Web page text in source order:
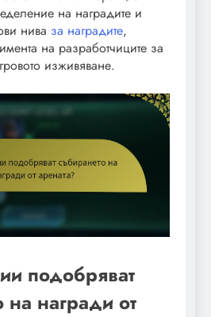
на наградите и
нива за наградите,
на разработчиците за
изживяване.
подобряват
на награди от